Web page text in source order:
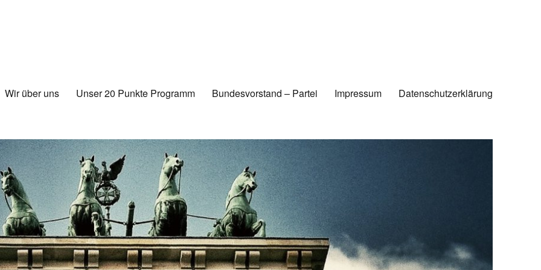
Wir über uns Unser 20 Punkte Programm Bundesvorstand – Partei Impressum Datenschutzerklärung